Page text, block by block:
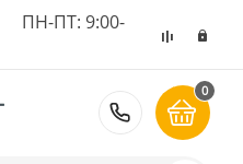
ПН-ПТ: 9:00-
8 (495)
0